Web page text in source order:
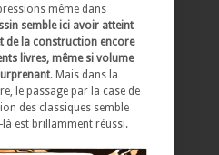
même dans
semble ici avoir atteint
de la construction encore
livres, même si volume
. Mais dans la
le passage par la case de
des classiques semble
là est brillamment réussi.